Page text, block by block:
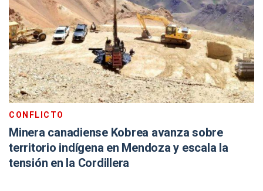
CONFLICTO
Minera canadiense Kobrea avanza sobre
territorio indígena en Mendoza y escala la
tensión en la Cordillera